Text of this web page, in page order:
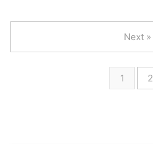
1 2
Next »